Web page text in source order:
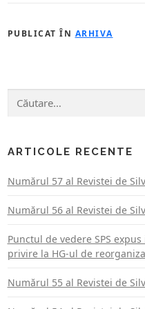
PUBLICAT ÎN ARHIVA
după:
ARTICOLE RECENTE
Numărul 57 al Revistei de
Numărul 56 al Revistei de
Punctul de vedere SPS
privire la HG-ul de
Numărul 55 al Revistei de